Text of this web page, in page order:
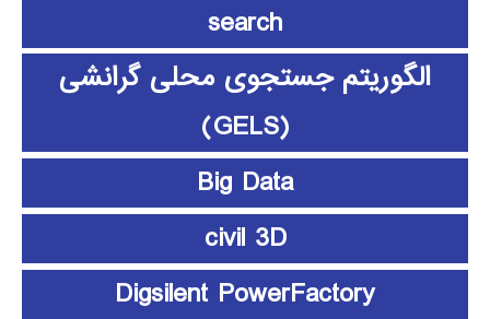
search
الگوریتم جستجوی محلی گرانشی
(GELS)
Big Data
civil 3D
Digsilent PowerFactory